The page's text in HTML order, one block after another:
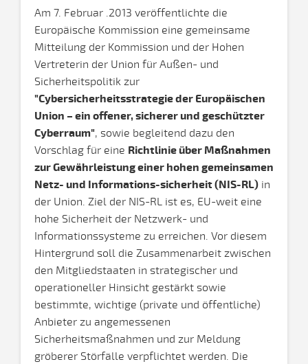
Am 7. Februar .2013 veröffentlichte die
Europäische Kommission eine gemeinsame
Mitteilung der Kommission und der Hohen
Vertreterin der Union für Außen- und
Sicherheitspolitik zur
"Cybersicherheitsstrategie der Europäischen
Union – ein offener, sicherer und geschützter
Cyberraum", sowie begleitend dazu den
Vorschlag für eine Richtlinie über Maßnahmen
zur Gewährleistung einer hohen gemeinsamen
Netz- und Informations-sicherheit (NIS-RL) in
der Union. Ziel der NIS-RL ist es, EU-weit eine
hohe Sicherheit der Netzwerk- und
Informationssysteme zu erreichen. Vor diesem
Hintergrund soll die Zusammenarbeit zwischen
den Mitgliedstaaten in strategischer und
operationeller Hinsicht gestärkt sowie
bestimmte, wichtige (private und öffentliche)
Anbieter zu angemessenen
Sicherheitsmaßnahmen und zur Meldung
gröberer Störfälle verpflichtet werden. Die